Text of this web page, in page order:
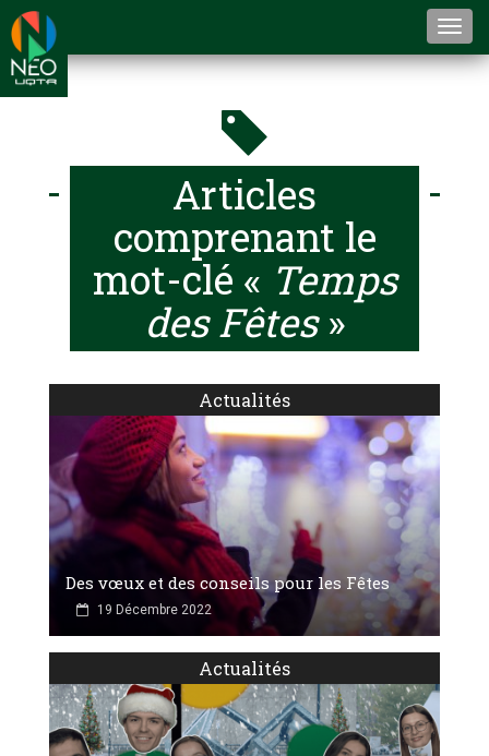
Articles
comprenant le
mot-clé « Temps
des Fêtes»
Actualités
Des vœux et des conseils pour les Fêtes
19 Décembre 2022
Actualités